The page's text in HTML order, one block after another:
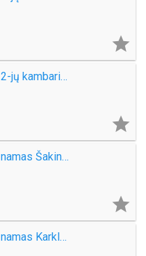

Parduodamas 2-jų kambarių butas Tilžės g.

Parduodamas namas Šakinių k.

Parduodamas namas Karklėje